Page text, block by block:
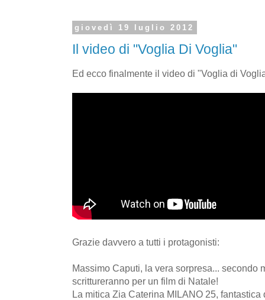
giovedì 19 luglio 2012
Il video di "Voglia Di Voglia"
Ed ecco finalmente il video di "Voglia di
Grazie davvero a tutti i protagonisti:
Massimo Caputi, la vera sorpresa... secondo
scrittureranno per un film di Natale!
La mitica Zia Caterina MILANO 25,